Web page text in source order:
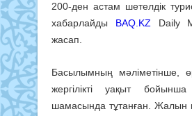
200-ден астам шетелдік
хабарлайды BAQ.KZ Daily
жасап.
Басылымның мәліметінше,
жергілікті уақыт
шамасында тұтанған. Жалын